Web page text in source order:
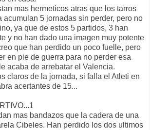
mas hermeticos atras que los tarros
acumulan 5 jornadas sin perder, pero no
ya que de estos 5 partidos, 3 han
y no han dado una imagen muy potente
que han perdido un poco fuelle, pero
en pie de guerra para no perder esa
acaba de arrebatar el Valencia.
claros de la jornada, si falla el Atleti en
acertantes de 15...
mas bandazos que la cadera de una
Cibeles. Han perdido los dos ultimos